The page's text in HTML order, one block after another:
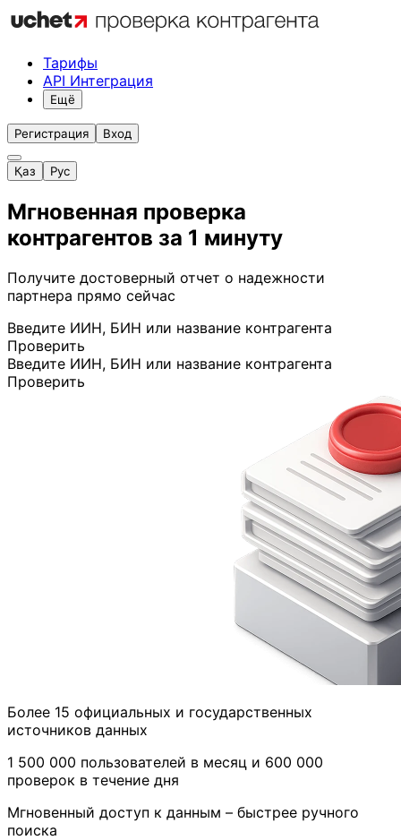
Тарифы
API Интеграция
Ещё
Регистрация Вход
Қаз Рус
Мгновенная проверка
контрагентов за 1 минуту
Получите достоверный отчет о надежности
партнера прямо сейчас
Введите ИИН, БИН или название контрагента
Проверить
Введите ИИН, БИН или название контрагента
Проверить
Более 15 официальных и государственных
источников данных
1 500 000 пользователей в месяц и 600 000
проверок в течение дня
Мгновенный доступ к данным – быстрее ручного
поиска